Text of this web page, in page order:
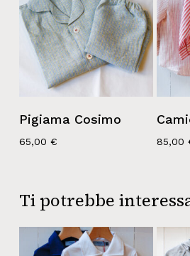
Pigiama Cosimo
65,00 € 85,00
Ti potrebbe